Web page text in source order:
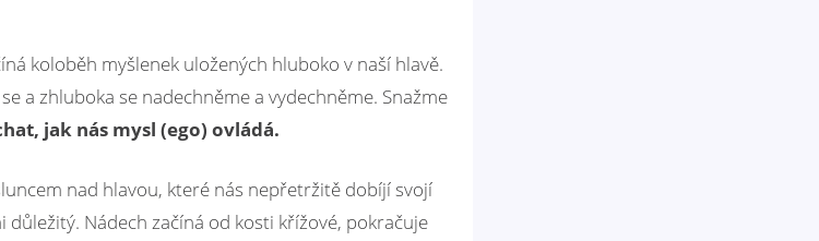
koloběh myšlenek uložených hluboko v naší hlavě.
a zhluboka se nadechněme a vydechněme. Snažme
jak nás mysl (ego) ovládá.
nad hlavou, které nás nepřetržitě dobíjí svojí
důležitý. Nádech začíná od kosti křížové, pokračuje